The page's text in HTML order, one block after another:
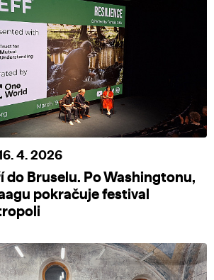
4. 2026
do Bruselu. Po Washingtonu,
pokračuje festival